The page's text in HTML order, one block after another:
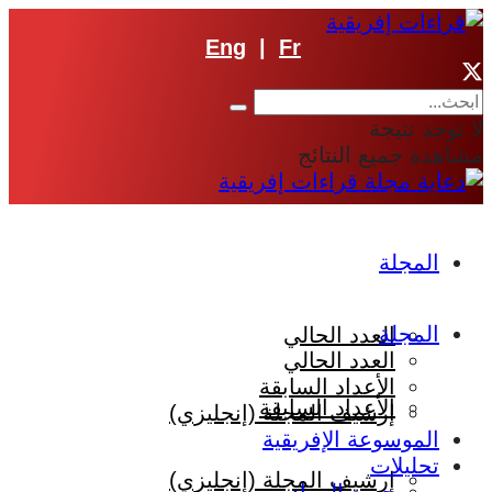
Eng Fr
لا توجد نتيجة
مشاهدة جميع النتائج
المجلة
العدد الحالي
الأعداد السابقة
إرشيف المجلة (إنجليزي)
المجلة
العدد الحالي
الأعداد السابقة
إرشيف المجلة (إنجليزي)
الموسوعة الإفريقية
تحليلات